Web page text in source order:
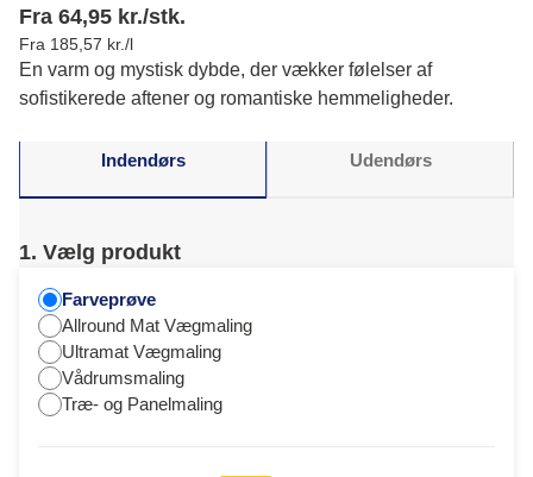
Fra 64,95 kr./stk.
Fra 185,57 kr./l
En varm og mystisk dybde, der vækker følelser af
sofistikerede aftener og romantiske hemmeligheder.
Indendørs Udendørs
1. Vælg produkt
Farveprøve
Allround Mat Vægmaling
Ultramat Vægmaling
Vådrumsmaling
Træ- og Panelmaling